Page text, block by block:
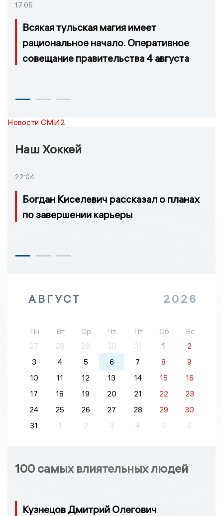
17:05
Всякая тульская магия имеет
рациональное начало. Оперативное
совещание правительства 4 августа
Новости СМИ2
Наш Хоккей
22:04
Богдан Киселевич рассказал о планах
по завершении карьеры
АВГУСТ 2026
Пн Вт Ср Чт Пт Сб
Вс
27
28 29 30 31 1
2
3
4 5 6 7 8
9
10
11 12 13 14 15
16
17
18 19 20 21 22
23
24
25 26 27 28 29
30
31
1 2 3 4 5 6
100 самых влиятельных людей
Кузнецов Дмитрий Олегович